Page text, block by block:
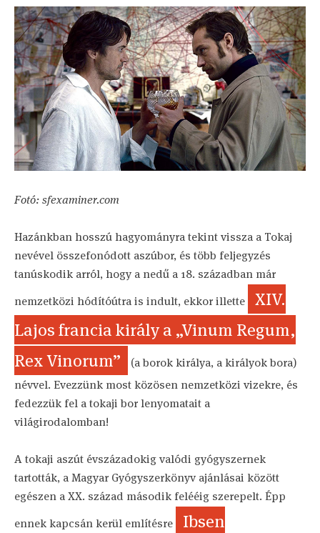
Fotó: sfexaminer.com
Hazánkban hosszú hagyományra tekint vissza a Tokaj
nevével összefonódott aszúbor, és több feljegyzés
tanúskodik arról, hogy a nedű a 18. században már
nemzetközi hódítóútra is indult, ekkor illette
XIV.
Lajos francia király a „Vinum Regum,
Rex Vinorum”
(a borok királya, a királyok bora)
névvel. Evezzünk most közösen nemzetközi vizekre, és
fedezzük fel a tokaji bor lenyomatait a
világirodalomban!
A tokaji aszút évszázadokig valódi gyógyszernek
tartották, a Magyar Gyógyszerkönyv ajánlásai között
egészen a XX. század második felééig szerepelt. Épp
ennek kapcsán kerül említésre
Ibsen